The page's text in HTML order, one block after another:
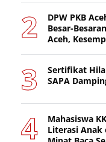
DPW PKB
Besar-
Aceh,
Sertifikat
SAPA
Mahasiswa
Literasi Anak